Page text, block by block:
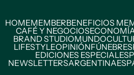
HOMEMEMBERBENEFICIOS
CAFÉ Y NEGOCIOS
BRAND STUDIOMUNDO
LIFESTYLEOPINIÓNFÚNEBRES
EDICIONES ESPECIALES
NEWSLETTERSARGENTINA